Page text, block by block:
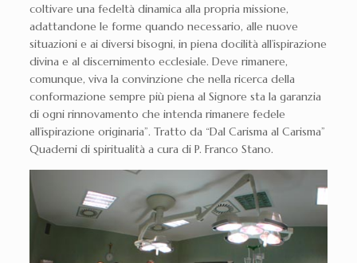
coltivare una fedeltà dinamica alla propria missione,
adattandone le forme quando necessario, alle nuove
situazioni e ai diversi bisogni, in piena docilità all’ispirazione
divina e al discernimento ecclesiale. Deve rimanere,
comunque, viva la convinzione che nella ricerca della
conformazione sempre più piena al Signore sta la garanzia
di ogni rinnovamento che intenda rimanere fedele
all’ispirazione originaria”. Tratto da “Dal Carisma al Carisma”
Quaderni di spiritualità a cura di P. Franco Stano.